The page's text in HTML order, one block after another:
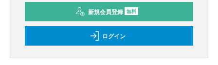
新規会員登録 無料
ログイン